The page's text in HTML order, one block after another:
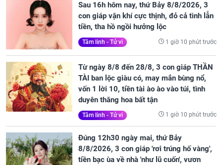
Sau 16h hôm nay, thứ Bảy 8/8/2026, 3
con giáp vận khí cực thịnh, đỏ cả tình lẫn
tiền, tha hồ ngồi hưởng lộc
Tâm linh - Tử vi 1 giờ 10 phút trước
Từ ngày 8/8 đến 28/8, 3 con giáp THẦN
TÀI ban lộc giàu có, may mắn bùng nổ,
vốn 1 lời 10, tiền tài ào ào vào túi, tình
duyên thăng hoa bất tận
Tâm linh - Tử vi 1 giờ 10 phút trước
Đúng 12h30 ngày mai, thứ Bảy
8/8/2026, 3 con giáp 'rơi trúng hố vàng',
tiền bạc ùa về nhà 'như lũ cuốn', vươn